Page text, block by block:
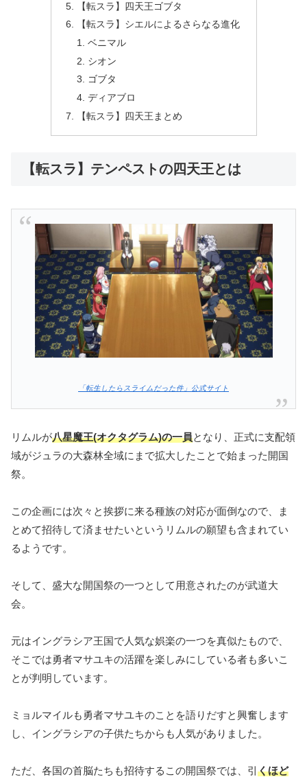
【転スラ】四天王ゴブタ
【転スラ】シエルによるさらなる進化
ベニマル
シオン
ゴブタ
ディアブロ
【転スラ】四天王まとめ
【転スラ】テンペストの四天王とは
「転生したらスライムだった件」公式サイト
リムルが八星魔王(オクタグラム)の一員となり、正式に支配領
域がジュラの大森林全域にまで拡大したことで始まった開国
祭。
この企画には次々と挨拶に来る種族の対応が面倒なので、ま
とめて招待して済ませたいというリムルの願望も含まれてい
るようです。
そして、盛大な開国祭の一つとして用意されたのが武道大
会。
元はイングラシア王国で人気な娯楽の一つを真似たもので、
そこでは勇者マサユキの活躍を楽しみにしている者も多いこ
とが判明しています。
ミョルマイルも勇者マサユキのことを語りだすと興奮します
し、イングラシアの子供たちからも人気がありました。
ただ、各国の首脳たちも招待するこの開国祭では、引くほど